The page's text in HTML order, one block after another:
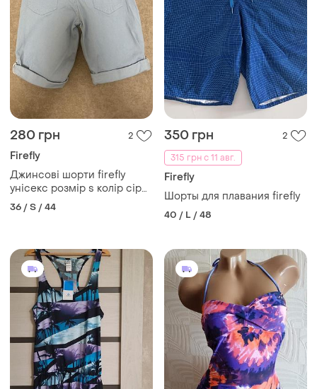
280 грн 2
Firefly
Джинсові шорти firefly
унісекс розмір s колір сіро-
блакитний
36 / S / 44
350 грн
2
315 грн с 11 авг.
Firefly
Шорты для плавания firefly
40 / L / 48